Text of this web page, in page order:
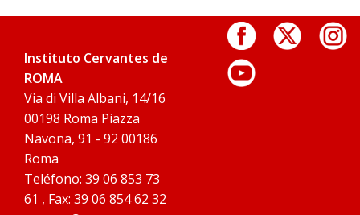
Instituto Cervantes de
ROMA
Via di Villa Albani, 14/16
00198 Roma Piazza
Navona, 91 - 92 00186
Roma
Teléfono: 39 06 853 73
61 , Fax: 39 06 854 62 32